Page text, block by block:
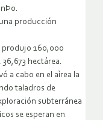
producción
produjo 160,000
hectárea.
a cabo en el aìrea la
taladros de
subterránea
se esperan en